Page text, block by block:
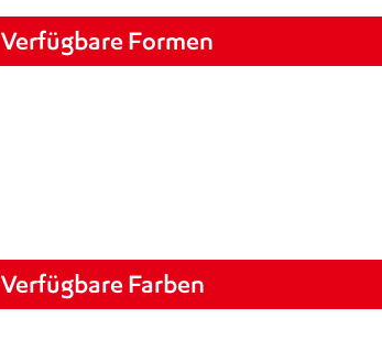
Verfügbare Formen
Verfügbare Farben